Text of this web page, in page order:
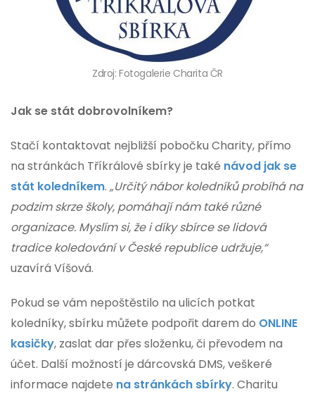
Zdroj: Fotogalerie Charita ČR
Jak se stát dobrovolníkem?
Stačí kontaktovat nejbližší pobočku Charity, přímo
na stránkách Tříkrálové sbírky je také návod jak se
stát koledníkem. „Určitý nábor koledníků probíhá na
podzim skrze školy, pomáhají nám také různé
organizace. Myslím si, že i díky sbírce se lidová
tradice koledování v České republice udržuje,“
uzavírá Víšová.
Pokud se vám nepoštěstilo na ulicích potkat
koledníky, sbírku můžete podpořit darem do ONLINE
kasičky, zaslat dar přes složenku, či převodem na
účet. Další možností je dárcovská DMS, veškeré
informace najdete na stránkách sbírky. Charitu